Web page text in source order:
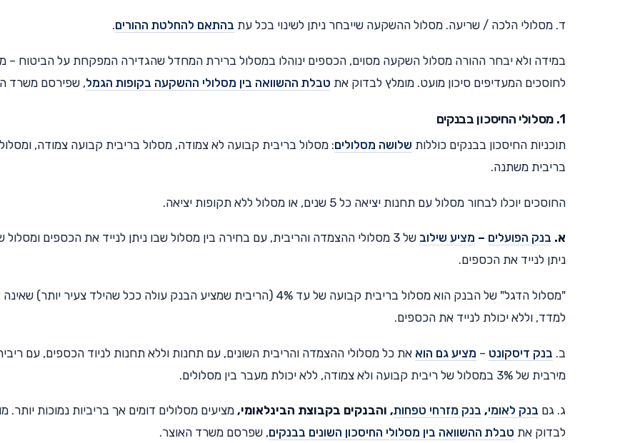
ד. מסלולי הלכה / שריעה. מסלול ההשקעה שייבחר ניתן לשינוי בכל עת בהתאם להחלטת ההורים.
במידה ולא יבחר ההורה מסלול השקעה מסוים, הכספים ינוהלו במסלול ברירת המחדל שהגדירה המפקחת על הביטוח –
לחוסכים המעדיפים סיכון מועט. מומלץ לבדוק את טבלת ההשוואה בין מסלולי ההשקעה בקופות הגמל, שפירסם משרד
1. מסלולי החיסכון בבנקים
תוכניות החיסכון בבנקים כוללות שלושה מסלולים: מסלול בריבית קבועה לא צמודה, מסלול בריבית קבועה צמודה, ומסלול
בריבית משתנה.
החוסכים יוכלו לבחור מסלול עם תחנות יציאה כל 5 שנים, או מסלול ללא תקופות יציאה.
א. בנק הפועלים – מציע שילוב
של 3 מסלולי ההצמדה והריבית, עם בחירה בין מסלול שבו ניתן לנייד את הכספים ומסלול
ניתן לנייד את הכספים.
"מסלול הדגל" של הבנק הוא מסלול בריבית קבועה של עד 4% (הריבית שמציע הבנק עולה ככל שהילד צעיר יותר)
למדד, וללא יכולת לנייד את הכספים.
ב. בנק דיסקונט – מציע גם הוא את כל מסלולי ההצמדה והריבית השונים, עם תחנות וללא תחנות לניוד הכספים, עם
מירבית של 3% במסלול של ריבית קבועה ולא צמודה, ללא יכולת מעבר בין מסלולים.
ג. גם בנק לאומי, בנק מזרחי טפחות, והבנקים בקבוצת הבינלאומי, מציעים מסלולים דומים אך בריביות נמוכות יותר.
לבדוק את טבלת ההשוואה בין מסלולי החיסכון השונים בבנקים, שפרסם משרד האוצר.